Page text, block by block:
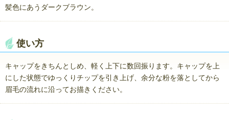
髪色にあうダークブラウン。
使い方
キャップをきちんとしめ、軽く上下に数回振ります。キャップを上
にした状態でゆっくりチップを引き上げ、余分な粉を落としてから
眉毛の流れに沿ってお描きください。